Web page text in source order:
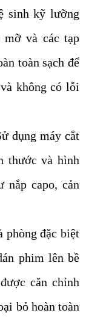
sinh kỹ lưỡng
và các tạp
toàn sạch để
không có lỗi
dụng máy cắt
thước và hình
nắp capo, cản
phòng đặc biệt
phim lên bề
căn chỉnh
bỏ hoàn toàn